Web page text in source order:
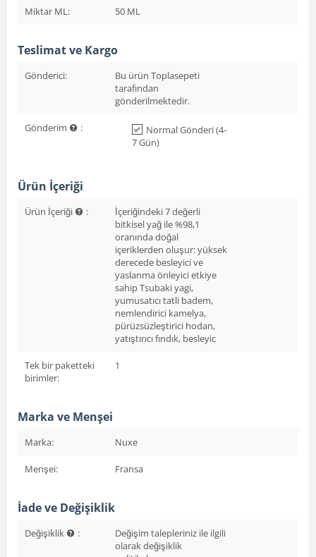
Miktar ML: 50 ML
Teslimat ve Kargo
Gönderici:
Bu ürün Toplasepeti
tarafından
gönderilmektedir.
Gönderim :
Normal Gönderi (4-
7 Gün)
Ürün İçeriği
Ürün İçeriği :
İçeriğindeki 7 değerli
bitkisel yağ ile %98,1
oranında doğal
içeriklerden oluşur: yüksek
derecede besleyici ve
yaslanma önleyici etkiye
sahip Tsubaki yagi,
yumusatıcı tatli badem,
nemlendirici kamelya,
pürüzsüzleştirici hodan,
yatıştırıcı fındık, besleyic
Tek bir paketteki
birimler:
1
Marka ve Menşei
Marka: Nuxe
Menşei: Fransa
İade ve Değişiklik
Değişiklik :
Değişim talepleriniz ile ilgili
olarak değişiklik